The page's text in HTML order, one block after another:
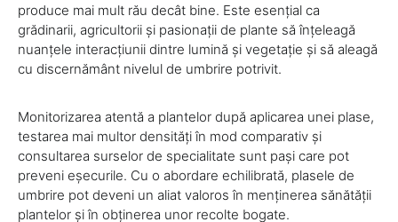
produce mai mult rău decât bine. Este esențial ca
grădinarii, agricultorii și pasionații de plante să înțeleagă
nuanțele interacțiunii dintre lumină și vegetație și să aleagă
cu discernământ nivelul de umbrire potrivit.
Monitorizarea atentă a plantelor după aplicarea unei plase,
testarea mai multor densități în mod comparativ și
consultarea surselor de specialitate sunt pași care pot
preveni eșecurile. Cu o abordare echilibrată, plasele de
umbrire pot deveni un aliat valoros în menținerea sănătății
plantelor și în obținerea unor recolte bogate.